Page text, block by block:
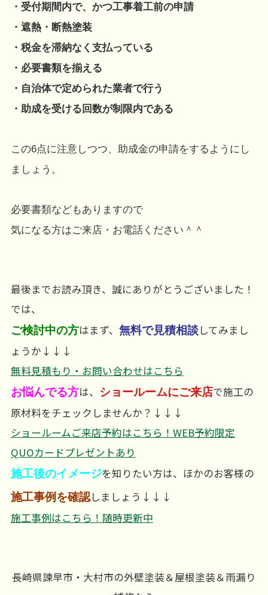
・受付期間内で、かつ工事着工前の申請
・遮熱・断熱塗装
・税金を滞納なく支払っている
・必要書類を揃える
・自治体で定められた業者で行う
・助成を受ける回数が制限内である
この6点に注意しつつ、助成金の申請をするようにし
ましょう。
必要書類などもありますので
気になる方はご来店・お電話ください＾＾
最後までお読み頂き、誠にありがとうございました！
では、
ご検討中の方はまず、 無料で見積相談してみまし
ょうか↓↓↓
無料見積もり・お問い合わせはこちら
お悩んでる方は、 ショールームにご来店で施工の
原材料をチェックしませんか？↓↓↓
ショールームご来店予約はこちら！WEB予約限定
QUOカードプレゼントあり
施工後のイメージを知りたい方は、ほかのお客様の
施工事例を確認しましょう↓↓↓
施工事例はこちら！随時更新中
長崎県諫早市・大村市の外壁塗装＆屋根塗装＆雨漏り